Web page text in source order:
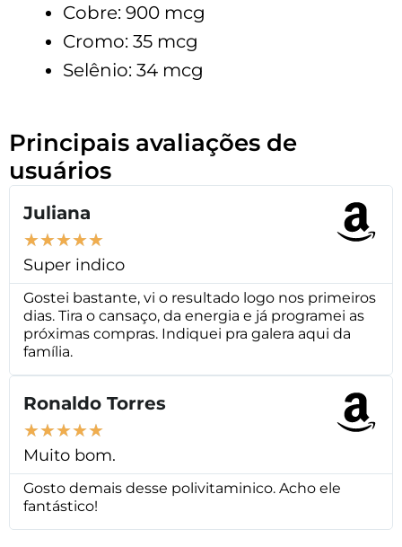
Cobre: 900 mcg
Cromo: 35 mcg
Selênio: 34 mcg
Principais avaliações de
usuários
Juliana
★★★★★
Super indico
Gostei bastante, vi o resultado logo nos primeiros
dias. Tira o cansaço, da energia e já programei as
próximas compras. Indiquei pra galera aqui da
família.
Ronaldo Torres
★★★★★
Muito bom.
Gosto demais desse polivitaminico. Acho ele
fantástico!